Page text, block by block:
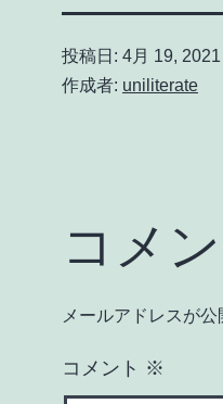
投稿日: 4月 19, 2021
作成者: uniliterate
コメ
メールアドレスが公
コメント ※